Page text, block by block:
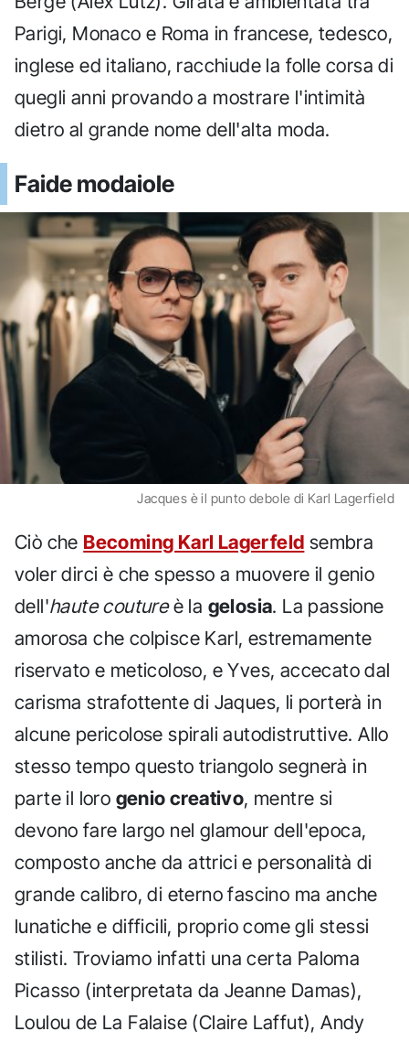
Parigi, Monaco e Roma in francese, tedesco,
inglese ed italiano, racchiude la folle corsa di
quegli anni provando a mostrare l'intimità
dietro al grande nome dell'alta moda.
Faide modaiole
Jacques è il punto debole di Karl Lagerfield
Ciò che Becoming Karl Lagerfeld sembra
voler dirci è che spesso a muovere il genio
dell'haute coutureè la gelosia. La passione
amorosa che colpisce Karl, estremamente
riservato e meticoloso, e Yves, accecato dal
carisma strafottente di Jaques, li porterà in
alcune pericolose spirali autodistruttive. Allo
stesso tempo questo triangolo segnerà in
parte il loro genio creativo, mentre si
devono fare largo nel glamour dell'epoca,
composto anche da attrici e personalità di
grande calibro, di eterno fascino ma anche
lunatiche e difficili, proprio come gli stessi
stilisti. Troviamo infatti una certa Paloma
Picasso (interpretata da Jeanne Damas),
Loulou de La Falaise (Claire Laffut), Andy